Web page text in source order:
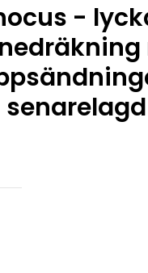
-
senarelagd